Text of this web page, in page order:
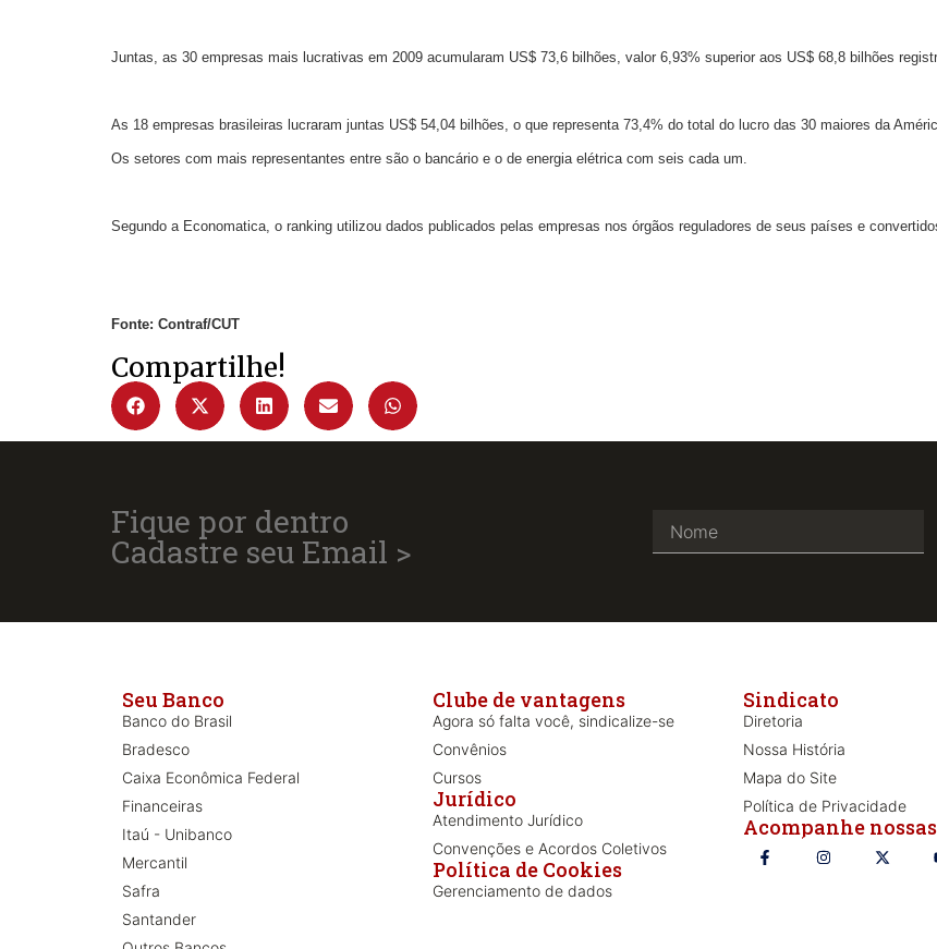
Juntas, as 30 empresas mais lucrativas em 2009 acumularam US$ 73,6 bilhões, valor 6,93% superior aos US$ 68,8 bilhões
As 18 empresas brasileiras lucraram juntas US$ 54,04 bilhões, o que representa 73,4% do total do lucro das 30 maiores da
Os setores com mais representantes entre são o bancário e o de energia elétrica com seis cada um.
Segundo a Economatica, o ranking utilizou dados publicados pelas empresas nos órgãos reguladores de seus países e
Fonte: Contraf/CUT
Compartilhe!
Fique por dentro
Cadastre seu Email >
Seu Banco
Banco do Brasil
Bradesco
Caixa Econômica Federal
Financeiras
Itaú - Unibanco
Mercantil
Safra
Santander
Clube de vantagens
Agora só falta você, sindicalize-se
Convênios
Cursos
Jurídico
Atendimento Jurídico
Convenções e Acordos Coletivos
Política de Cookies
Gerenciamento de dados
Sindicato
Diretoria
Nossa História
Mapa do Site
Política de Privacidade
Acompanhe